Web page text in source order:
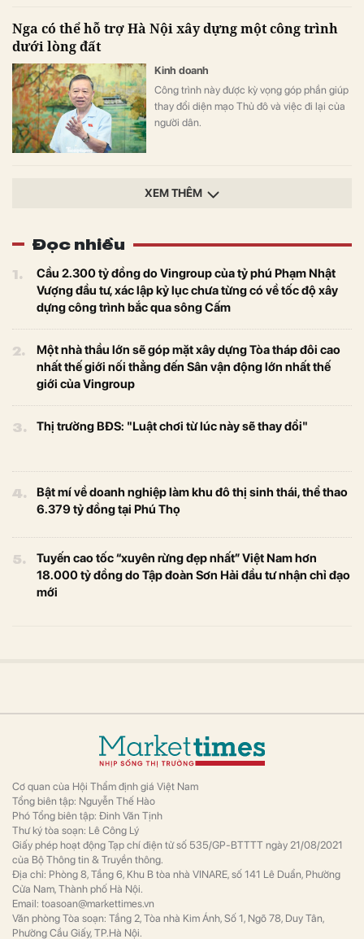
Nga có thể hỗ trợ Hà Nội xây dựng một công trình
dưới lòng đất
Kinh doanh
Công trình này được kỳ vọng góp phần giúp
thay đổi diện mạo Thủ đô và việc đi lại của
người dân.
XEM THÊM
Đọc nhiều
1.
Cầu 2.300 tỷ đồng do Vingroup của tỷ phú Phạm Nhật
Vượng đầu tư, xác lập kỷ lục chưa từng có về tốc độ xây
dựng công trình bắc qua sông Cấm
2.
Một nhà thầu lớn sẽ góp mặt xây dựng Tòa tháp đôi cao
nhất thế giới nối thẳng đến Sân vận động lớn nhất thế
giới của Vingroup
3. Thị trường BĐS: "Luật chơi từ lúc này sẽ thay đổi"
4.
Bật mí về doanh nghiệp làm khu đô thị sinh thái, thể thao
6.379 tỷ đồng tại Phú Thọ
5.
Tuyến cao tốc “xuyên rừng đẹp nhất” Việt Nam hơn
18.000 tỷ đồng do Tập đoàn Sơn Hải đầu tư nhận chỉ đạo
mới
Cơ quan của Hội Thẩm định giá Việt Nam
Tổng biên tập: Nguyễn Thế Hào
Phó Tổng biên tập: Đinh Văn Tịnh
Thư ký tòa soạn: Lê Công Lý
Giấy phép hoạt động Tạp chí điện tử số 535/GP-BTTTT ngày 21/08/2021
của Bộ Thông tin & Truyền thông.
Địa chỉ: Phòng 8, Tầng 6, Khu B tòa nhà VINARE, số 141 Lê Duẩn, Phường
Cửa Nam, Thành phố Hà Nội.
Email: toasoan@markettimes.vn
Văn phòng Tòa soạn: Tầng 2, Tòa nhà Kim Ánh, Số 1, Ngõ 78, Duy Tân,
Phường Cầu Giấy, TP.Hà Nội.